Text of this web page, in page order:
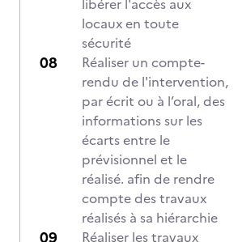
libérer l'accès aux
locaux en toute
sécurité
Réaliser un compte-
rendu de l'intervention,
par écrit ou à l’oral, des
informations sur les
écarts entre le
prévisionnel et le
réalisé. afin de rendre
compte des travaux
réalisés à sa hiérarchie
Réaliser les travaux